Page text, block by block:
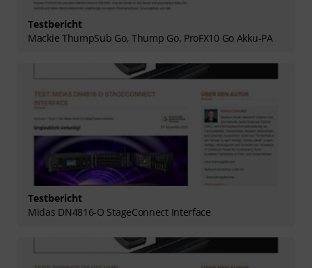
Testbericht
Mackie ThumpSub Go, Thump Go, ProFX10 Go Akku-PA
Testbericht
Midas DN4816-O StageConnect Interface